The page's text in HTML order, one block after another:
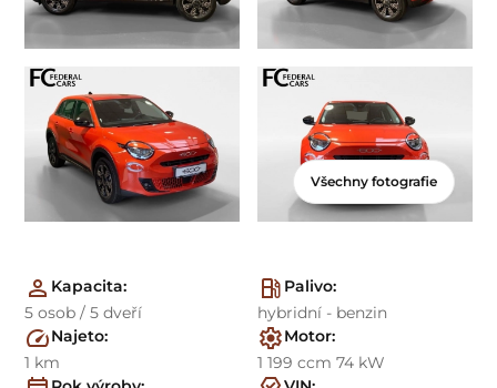
Všechny fotografie
Kapacita:
5 osob / 5 dveří
Palivo:
hybridní - benzin
Najeto:
1 km
Motor:
1 199 ccm 74 kW